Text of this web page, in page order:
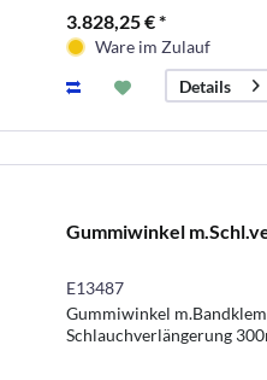
3.828,25 € *
Ware im Zulauf
Details
Gummiwinkel
E13487
Gummiwinkel
Schlauchverlängerung